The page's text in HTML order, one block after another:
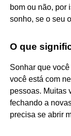
bom ou não, por
sonho, se o seu
O que
Sonhar que
você está com
pessoas. Muitas
fechando a
precisa se abrir